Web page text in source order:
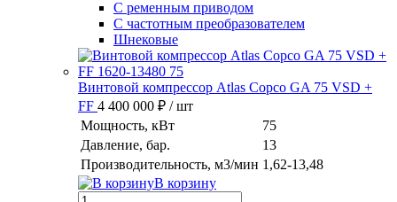
С ременным приводом
С частотным преобразователем
Шнековые
Винтовой компрессор Atlas Copco GA 75 VSD +
FF 4 400 000 ₽ / шт
Мощность, кВт
75
Давление, бар.
13
Производительность, м3/мин 1,62-13,48
В корзину